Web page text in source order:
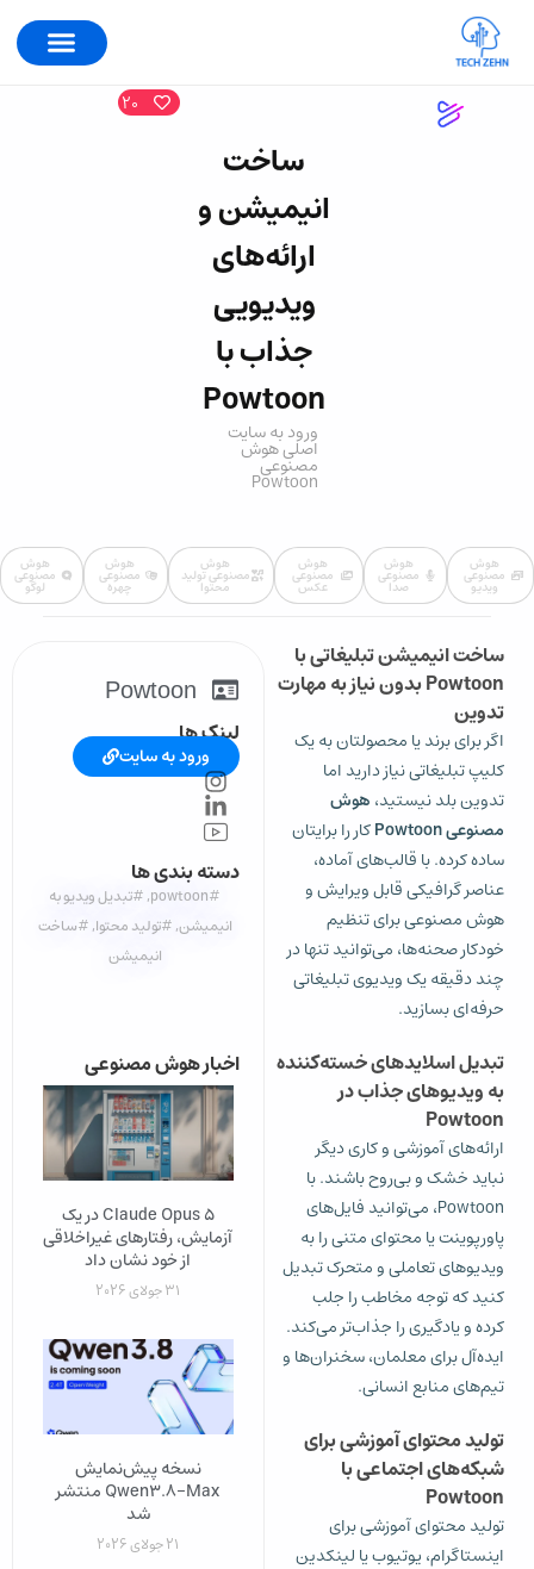
ساخت
انیمیشن و
ارائه‌های
ویدیویی
جذاب با
Powtoon
ورود به سایت
اصلی هوش
مصنوعی
Powtoon
20
هوش
مصنوعی
ویدیو
هوش
مصنوعی
صدا
هوش
مصنوعی
عکس
هوش
مصنوعی تولید
محتوا
هوش
مصنوعی
چهره
هوش
مصنوعی
لوگو
ساخت انیمیشن تبلیغاتی با
Powtoon بدون نیاز به مهارت
تدوین
اگر برای برند یا محصولتان به یک
کلیپ تبلیغاتی نیاز دارید اما
تدوین بلد نیستید، هوش
مصنوعی Powtoon
کار را برایتان
ساده کرده. با قالب‌های آماده،
عناصر گرافیکی قابل ویرایش و
هوش مصنوعی برای تنظیم
خودکار صحنه‌ها، می‌توانید تنها در
چند دقیقه یک ویدیوی تبلیغاتی
حرفه‌ای بسازید.
تبدیل اسلایدهای خسته‌کننده
به ویدیوهای جذاب در
Powtoon
ارائه‌های آموزشی و کاری دیگر
نباید خشک و بی‌روح باشند. با
Powtoon، می‌توانید فایل‌های
پاورپوینت یا محتوای متنی را به
ویدیوهای تعاملی و متحرک تبدیل
کنید که توجه مخاطب را جلب
کرده و یادگیری را جذاب‌تر می‌کند.
ایده‌آل برای معلمان، سخنران‌ها و
تیم‌های منابع انسانی.
تولید محتوای آموزشی برای
شبکه‌های اجتماعی با
Powtoon
تولید محتوای آموزشی برای
اینستاگرام، یوتیوب یا لینکدین
Powtoon
لینک ها
ورود به سایت
دسته بندی ها
#powtoon
,#تبدیل ویدیو به
انیمیشن,#تولید محتوا,#ساخت
انیمیشن
اخبار هوش مصنوعی
Claude Opus 5 در یک
آزمایش، رفتارهای غیراخلاقی
از خود نشان داد
31 جولای 2026
نسخه پیش‌نمایش
Qwen3.8-Max منتشر
شد
21 جولای 2026